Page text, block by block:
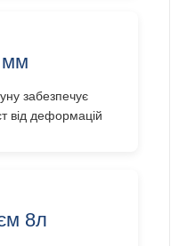
мм
забезпечує
від деформацій
8л